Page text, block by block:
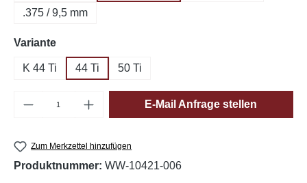
.375 / 9,5 mm
Varianteauswählen
K 44 Ti 44 Ti 50 Ti
Produkt Anzahl: Gib den gewünschten
E-Mail Anfrage stellen
Zum Merkzettel hinzufügen
Produktnummer: WW-10421-006